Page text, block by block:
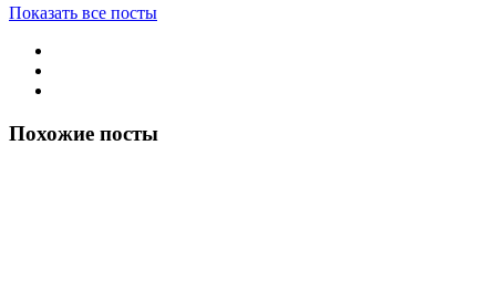
Показать все посты
Похожие посты